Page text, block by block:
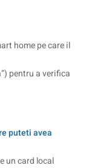
home pe care il
pentru a verifica
puteti avea
un card local